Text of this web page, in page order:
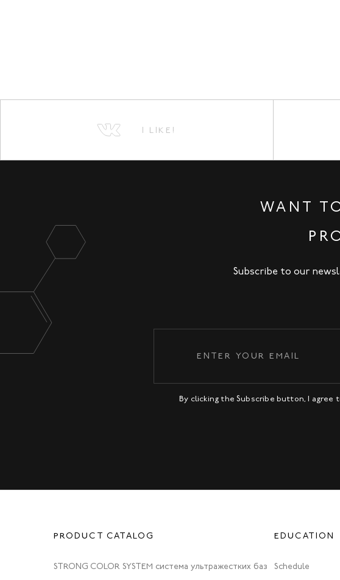
I LIKE!
WANT
Subscribe to our
By clicking the Subscribe button, I
PRODUCT CATALOG
STRONG COLOR SYSTEM система ультражестких баз
EDUCATION
Schedule